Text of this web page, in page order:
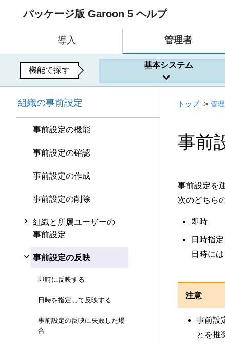
パッケージ版 Garoon 5 ヘルプ
導入 管理者
機能で探す
基本システム
組織の事前設定
事前設定の機能
事前設定の確認
事前設定の作成
事前設定の削除
組織と所属ユーザーの
事前設定
事前設定の反映
即時に反映する
日時を指定して反映する
事前設定の反映に失敗した場
合
トップ 管
事前
事前設定を
次のどちら
即時
日時指定
日時に
注意
事前設
とを推